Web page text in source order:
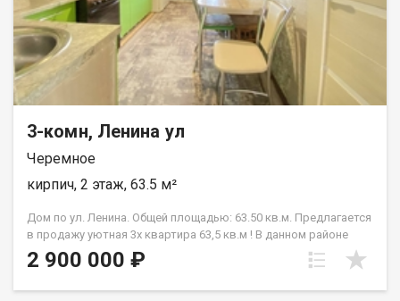
пожалуйста, сообщите номер варианта - JV003022110913.
3-комн, Ленина ул
Черемное
кирпич, 2 этаж, 63.5 м²
Дом по ул. Ленина. Общей площадью: 63.50 кв.м. Предлагается
в продажу уютная 3х квартира 63,5 кв.м ! В данном районе
подобных предложений НЕТ ! ПРЕИМУЩЕСТВА КВАРТИРЫ-
-Очень ТЕПЛАЯ, СВЕТЛАЯ, УЮТНАЯ ! -Комфортный 2-й этаж !
2 900 000 ₽